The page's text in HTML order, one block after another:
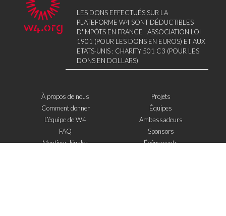
LES DONS EFFECTUÉS SUR LA
PLATEFORME W4 SONT DÉDUCTIBLES
D'IMPÔTS EN FRANCE : ASSOCIATION LOI
1901 (POUR LES DONS EN EUROS) ET AUX
ETATS-UNIS : CHARITY 501 C3 (POUR LES
DONS EN DOLLARS)
À propos de nous
Comment donner
L’équipe de W4
FAQ
Mentions légales
Projets
Équipes
Ambassadeurs
Sponsors
Événements